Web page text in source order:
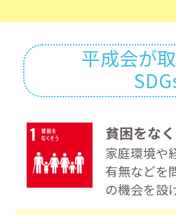
平成会が
貧困をな
家庭環境や
有無などを
の機会を設